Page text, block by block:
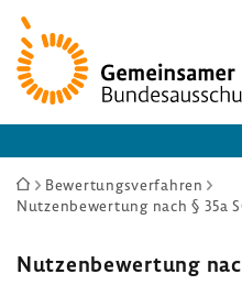
Zur
Startseite
Sie
sind
Bewertungsverfahren
Nutzenbewertung nach § 35a
Nutzen­be­wer­tung